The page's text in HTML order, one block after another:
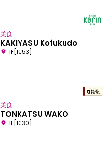
美食
KAKIYASU Kofukudo
1F[1053]
美食
TONKATSU WAKO
1F[1030]